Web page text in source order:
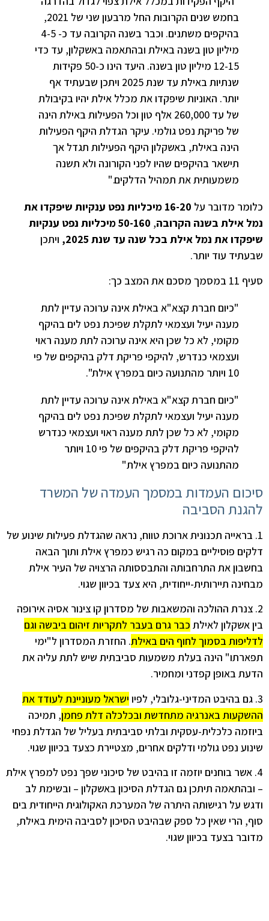
בחמש שנים הקרובות החל מרבעון שני של 2021,
בהיקפים משתנים. וכבר בשנה הקרובה עד כ- 4-5
מיליון טון בשנה באילת ובהתאמה באשקלון, עד כדי
12-15 מיליון טון בשנה. היעד הינו כ-50 פקידות
שנתיות באילת עד שנת 2025 ויתכן שבעתיד אף
יותר. האוניות שיפקדו את מכלל אילת יהיו בקיבולת
של עד 260,000 אלף טון וכל הפעילות באילת הינה
של פריקת נפט גולמי. עיקר הגדלת היקף הפעילות
הינה באילת, באשקלון היקף הפעילות תגדל אך
תישאר בהיקפים שהיו לפני הקורונה ולא תשנה
משמעותית את תמהיל הדלקים."
כלומר מדובר על
16-20 מיכליות נפט ענקיות שיפקדו את
נמל אילת בשנה הקרובה,
50-160 מיכליות נפט ענקיות
שיפקדו את נמל אילת בכל שנה עד שנת 2025,
ויתכן
שבעתיד עוד יותר.
סעיף 11 במסמך מסכם את המצב כך:
"כיום חברת קצא"א באילת אינה ערוכה עדיין לתת
מענה יעיל ועצמאי לתקלת שפיכת נפט לים בהיקף
מקומי, לא כל שכן היא אינה ערוכה לתת מענה ראוי
ועצמאי כנדרש, להיקפי פריקת דלק בהיקפים של פי
10 ויותר מהתנועה כיום במפרץ אילת".
"כיום חברת קצא"א באילת אינה ערוכה עדיין לתת
מענה יעיל ועצמאי לתקלת שפיכת נפט לים בהיקף
מקומי, לא כל שכן לתת מענה ראוי ועצמאי כנדרש
להיקפי פריקת דלק בהיקפים של פי 10 ויותר
מהתנועה כיום במפרץ אילת"
סיכום העמדות במסמך העמדה של המשרד
להגנת הסביבה
1. בראייה תכנונית ארוכת טווח, נראה שהגדלת פעילות שינוע של
דלקים פוסיליים במקום כה רגיש כמפרץ אילת ותוך הבאה
בחשבון את התרחבותה והתבססותה הרצויה של העיר אילת
מבחינה תיירותית-ייחודית, היא צעד בכיוון שגוי.
2. צנרת ההולכה והמשאבות של מסדרון קו צינור אסיה אירופה
בין אשקלון לאילת כבר גרם בעבר לתקריות זיהום ביבשה וגם
לדליפות בסמוך לחוף הים באילת. החזרת המסדרון ל"ימי
תפארתו" הינה בעלת משמעות סביבתית שיש לתת עליה את
הדעת באופן קפדני ומחמיר.
3. גם בהיבט המדיני-גלובלי, לפיו
ישראל מעוניינת לעודד את
ההשקעות באנרגיה מתחדשת ובכלכלה דלת פחמן, תמיכה
ביוזמה כלכלית-עסקית ובלתי סביבתית בעליל של הגדלת נפחי
שינוע נפט גולמי ודלקים אחרים, מצטיירת כצעד בכיוון שגוי.
4. אשר בוחנים יוזמה זו בהיבט של סיכוני שפך נפט למפרץ אילת
– ובהתאמה תיתכן גם הגדלת הסיכון באשקלון – ובשימת לב
ודגש על רגישותה היתרה של המערכת האקולוגית הייחודית בים
סוף, הרי שאין כל ספק שבהיבט הסיכון לסביבה הימית באילת,
מדובר בצעד בכיוון שגוי.